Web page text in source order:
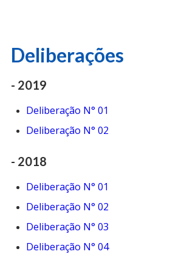
Deliberações
- 2019
Deliberação N° 01
Deliberação N° 02
- 2018
Deliberação N° 01
Deliberação N° 02
Deliberação N° 03
Deliberação N° 04